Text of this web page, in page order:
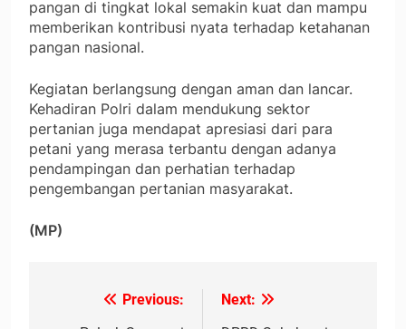
pangan di tingkat lokal semakin kuat dan mampu
memberikan kontribusi nyata terhadap ketahanan
pangan nasional.
Kegiatan berlangsung dengan aman dan lancar.
Kehadiran Polri dalam mendukung sektor
pertanian juga mendapat apresiasi dari para
petani yang merasa terbantu dengan adanya
pendampingan dan perhatian terhadap
pengembangan pertanian masyarakat.
(MP)
NavigasiPrevious:
Next: